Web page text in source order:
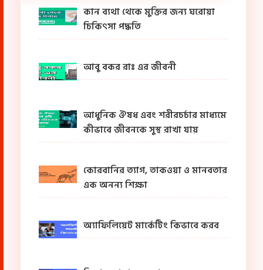
কান ব্যথা থেকে মুক্তির জন্য ঘরোয়া
চিকিৎসা পদ্ধতি
আবু বকর রাঃ এর জীবনী
আধুনিক ঔষধ এবং শরীরচর্চার মাধ্যমে
কীভাবে জীবনকে সুস্থ রাখা যায়
কোরবানির ত্যাগ, তাকওয়া ও মানবতার
এক অনন্য শিক্ষা
অ্যাফিলিয়েট মার্কেটিং কিভাবে করব